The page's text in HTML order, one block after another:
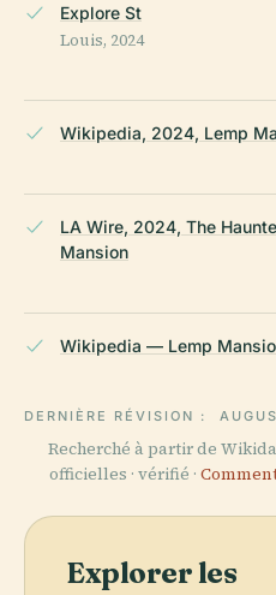
Explore St
Louis, 2024
Wikipedia, 2024, Lemp
LA Wire, 2024, The
Mansion
Wikipedia — Lemp
DERNIÈRE RÉVISION :
Recherché à partir de
officielles · vérifié ·
Explorer les